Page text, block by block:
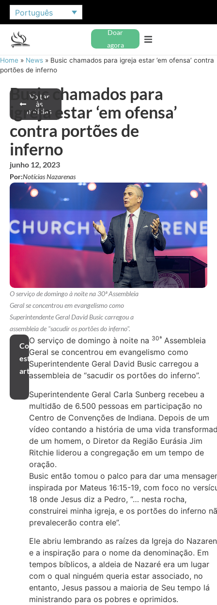
Português
Doar
agora
Home » News » Busic chamados para igreja estar ’em ofensa’ contra
portões de inferno
Voltar
às
notícias
Busic chamados para
igreja estar ‘em ofensa’
contra portões de
inferno
junho 12, 2023
Por:Notícias Nazarenas
O serviço de domingo à noite na 30ª Assembleia
Geral se concentrou em evangelismo como
Superintendente Geral David Busic carregou a
assembleia de "sacudir os portões do inferno".
Compartilhar
este
artigo
O serviço de domingo à noite na 30ª Assembleia
Geral se concentrou em evangelismo como
Superintendente Geral David Busic carregou a
assembleia de “sacudir os portões do inferno”.
Superintendente Geral Carla Sunberg recebeu a
multidão de 6.500 pessoas em participação no
Centro de Convenções de Indiana. Depois de um
vídeo contando a história de uma vida
de um homem, o Diretor da Região Eurásia Jim
Ritchie liderou a congregação em um tempo de
oração.
Busic então tomou o palco para dar uma
inspirada por Mateus 16:15-19, com foco no
18 onde Jesus diz a Pedro, “… nesta rocha,
construirei minha igreja, e os portões do inferno
prevalecerão contra ele”.
Ele abriu lembrando as raízes da Igreja do
e a inspiração para o nome da denominação. Em
tempos bíblicos, a aldeia de Nazaré era um lugar
com o qual ninguém queria estar associado, no
entanto, Jesus passou a maioria de Seu tempo lá
ministrando para os pobres e oprimidos.